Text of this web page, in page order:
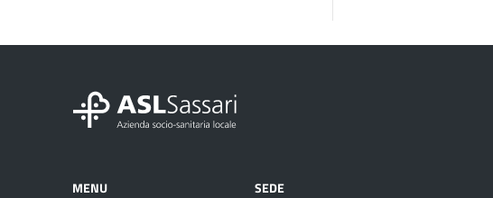
MENU SEDE